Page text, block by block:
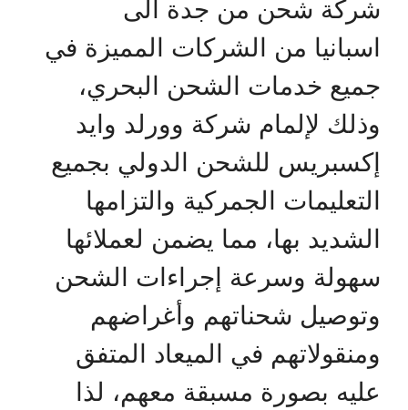
شركة شحن من جدة الى
اسبانيا من الشركات المميزة في
جميع خدمات الشحن البحري،
وذلك لإلمام شركة وورلد وايد
إكسبريس للشحن الدولي بجميع
التعليمات الجمركية والتزامها
الشديد بها، مما يضمن لعملائها
سهولة وسرعة إجراءات الشحن
وتوصيل شحناتهم وأغراضهم
ومنقولاتهم في الميعاد المتفق
عليه بصورة مسبقة معهم، لذا